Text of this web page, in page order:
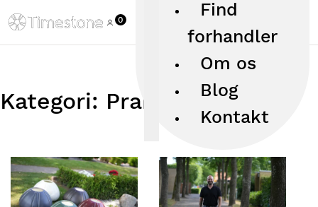
0
Find
forhandler
Om os
Blog
Kontakt
Kategori: Praktisk